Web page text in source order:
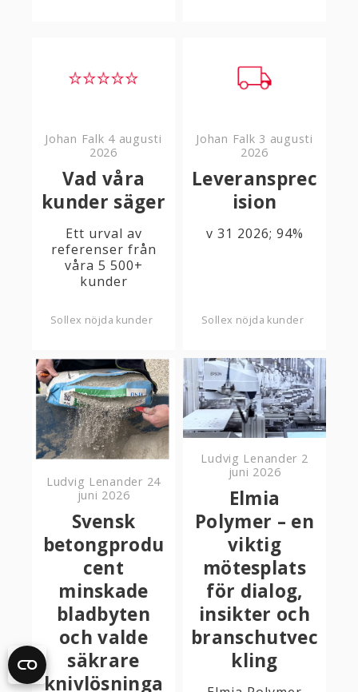
Johan Falk 4 augusti
2026
Vad våra
kunder säger
Ett urval av
referenser från
våra 5 500+
kunder
Sollex nöjda kunder
Johan Falk 3 augusti
2026
Leveransprec
ision
v 31 2026; 94%
Sollex nöjda kunder
Ludvig Lenander 24
juni 2026
Svensk
betongprodu
cent
minskade
bladbyten
och valde
säkrare
knivlösninga
Ludvig Lenander 2
juni 2026
Elmia
Polymer – en
viktig
mötesplats
för dialog,
insikter och
branschutvec
kling